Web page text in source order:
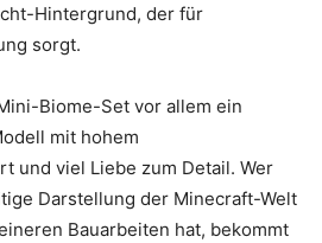
Hintergrund, der für
sorgt.
Biome-Set vor allem ein
mit hohem
und viel Liebe zum Detail. Wer
Darstellung der Minecraft-Welt
Bauarbeiten hat, bekommt